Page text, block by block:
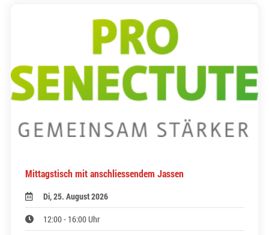
Mittagstisch mit anschliessendem Jassen
Di, 25. August 2026
12:00 - 16:00 Uhr